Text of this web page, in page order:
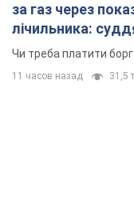
за газ через
лічильника:
неочікуване
Чи треба платити
11 часов назад 31,5